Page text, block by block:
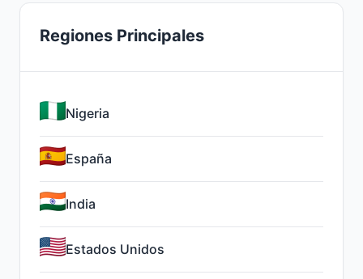
Regiones Principales
Nigeria
España
India
Estados Unidos